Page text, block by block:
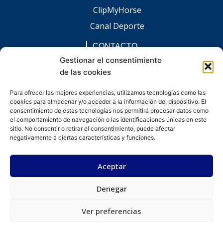
Gestionar el consentimiento
de las cookies
Para ofrecer las mejores experiencias, utilizamos tecnologías como las
cookies para almacenar y/o acceder a la información del dispositivo. El
consentimiento de estas tecnologías nos permitirá procesar datos como
el comportamiento de navegación o las identificaciones únicas en este
sitio. No consentir o retirar el consentimiento, puede afectar
negativamente a ciertas características y funciones.
Aceptar
Denegar
Ver preferencias
ClipMyHorse
Canal Deporte
CONTACTO
comunicacion@chaccoinfo.com
Presentes en todo el ámbito nacional
F
a
c
e
b
o
I
n
s
t
a
g
L
i
n
k
e
d
i
n
E
n
v
e
l
o
W
h
a
t
s
© Todos los derechos reservados.
Desarrollado por kitdigital.dev